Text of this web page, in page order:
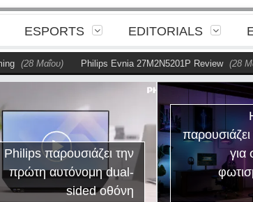
ESPORTS EDITORIALS
(28 Μαΐου) Philips Evnia 27M2N5201P Review (28
παρουσιάζει την
πρώτη αυτόνομη dual-
sided οθόνη
για